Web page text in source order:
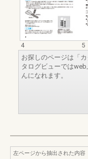
4
5
お探しのページは「
タログビューでは
んになれます。
左ページから抽出された内容